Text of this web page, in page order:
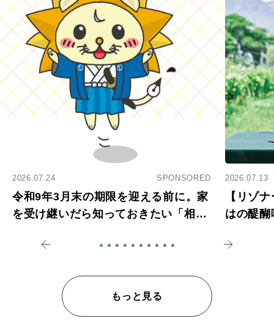
2026.07.24 SPONSORED
令和9年3月末の期限を迎える前に。家
を受け継いだら知っておきたい「相続
2026.07.13
【リゾ
はの醍
もっと見る